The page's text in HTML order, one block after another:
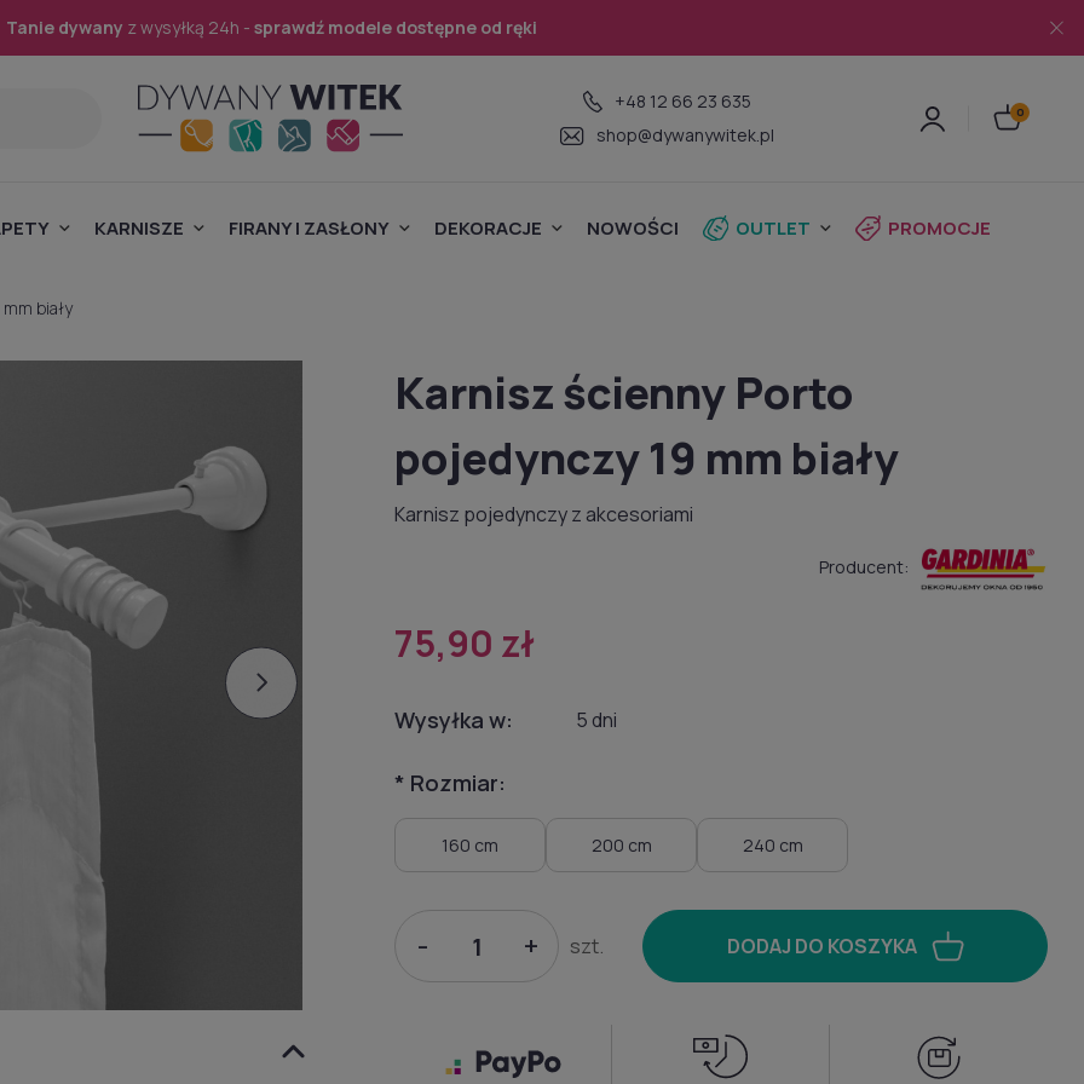
Tanie dywany z wysyłką 24h - sprawdź modele dostępne od ręki
+48 12 66 23 635
shop@dywanywitek.pl
KARNISZE FIRANY I ZASŁONY DEKORACJE NOWOŚCI OUTLET PROMOCJE
biały
Karnisz ścienny Porto
pojedynczy 19 mm biały
Karnisz pojedynczy z akcesoriami
Producent:
75,90 zł
Wysyłka w: 5 dni
* Rozmiar:
160 cm 200 cm 240 cm
- + szt. DODAJ DO KOSZYKA